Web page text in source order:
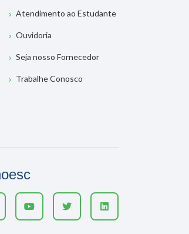
Atendimento ao Estudante
Ouvidoria
Seja nosso Fornecedor
Trabalhe Conosco